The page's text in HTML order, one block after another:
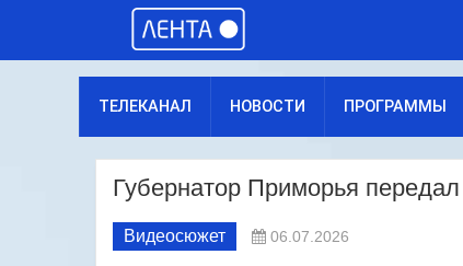
ТЕЛЕКАНАЛ НОВОСТИ ПРОГРАММЫ
Губернатор Приморья
Видеосюжет 06.07.2026